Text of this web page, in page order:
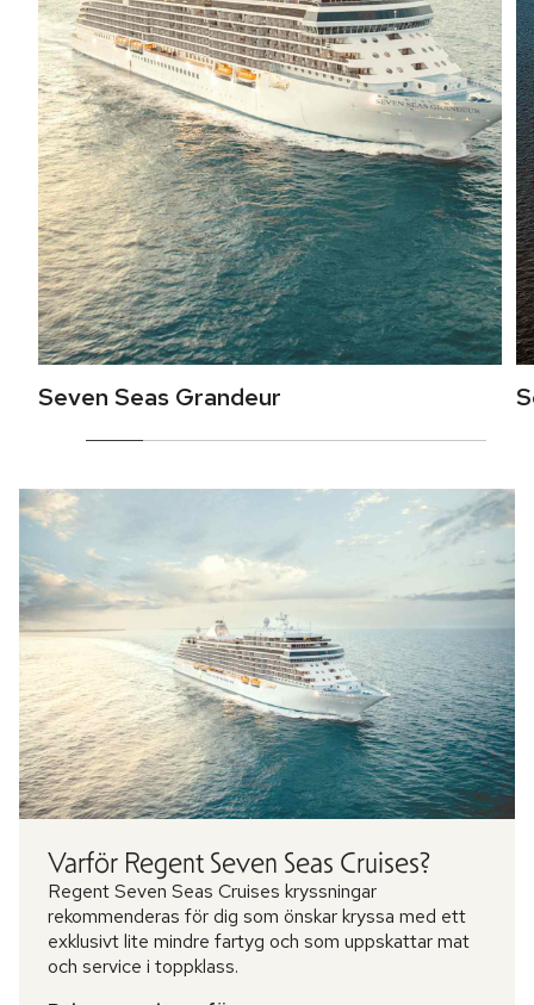
Seven Seas Grandeur
Varför Regent Seven Seas Cruises?
Regent Seven Seas Cruises kryssningar
rekommenderas för dig som önskar kryssa med ett
exklusivt lite mindre fartyg och som uppskattar mat
och service i toppklass.